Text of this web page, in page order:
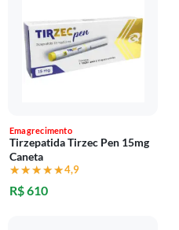
Emagrecimento
Tirzepatida Tirzec Pen 15mg
Caneta
★★★★★
★★★★★4,9
R$ 610